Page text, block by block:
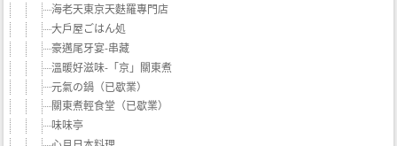
海老天東京天麩羅專門店
大戶屋ごはん処
豪邁尾牙宴-串藏
溫暖好滋味-「京」關東煮
元氣の鍋（已歇業）
關東煮輕食堂（已歇業）
味味亭